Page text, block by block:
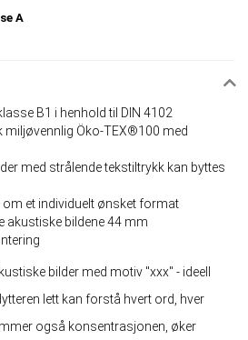
A
B1 i henhold til DIN 4102
miljøvennlig Öko-TEX®100 med
med strålende tekstiltrykk kan byttes
om et individuelt ønsket format
akustiske bildene 44 mm
bilder med motiv "xxx" - ideell
lett kan forstå hvert ord, hver
også konsentrasjonen, øker